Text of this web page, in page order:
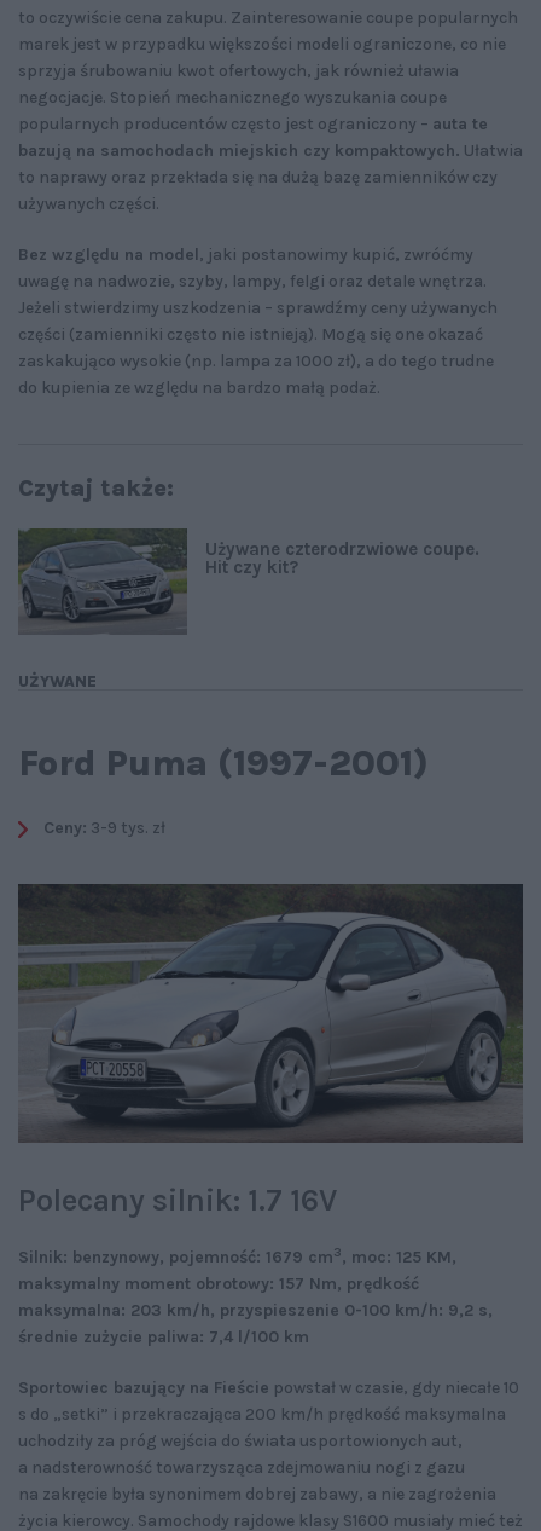
to oczywiście cena zakupu. Zainteresowanie coupe popularnych
marek jest w przypadku większości modeli ograniczone, co nie
sprzyja śrubowaniu kwot ofertowych, jak również uławia
negocjacje. Stopień mechanicznego wyszukania coupe
popularnych producentów często jest ograniczony – auta te
bazują na samochodach miejskich czy kompaktowych. Ułatwia
to naprawy oraz przekłada się na dużą bazę zamienników czy
używanych części.
Bez względu na model, jaki postanowimy kupić, zwróćmy
uwagę na nadwozie, szyby, lampy, felgi oraz detale wnętrza.
Jeżeli stwierdzimy uszkodzenia – sprawdźmy ceny używanych
części (zamienniki często nie istnieją). Mogą się one okazać
zaskakująco wysokie (np. lampa za 1000 zł), a do tego trudne
do kupienia ze względu na bardzo małą podaż.
Czytaj także:
UŻYWANE
Używane czterodrzwiowe coupe.
Hit czy kit?
Ford Puma (1997-2001)
Ceny: 3-9 tys. zł
Polecany silnik: 1.7 16V
Silnik: benzynowy, pojemność: 1679 cm3, moc: 125 KM,
maksymalny moment obrotowy: 157 Nm, prędkość
maksymalna: 203 km/h, przyspieszenie 0-100 km/h: 9,2 s,
średnie zużycie paliwa: 7,4 l/100 km
Sportowiec bazujący na Fieście powstał w czasie, gdy niecałe 10
s do „setki” i przekraczająca 200 km/h prędkość maksymalna
uchodziły za próg wejścia do świata usportowionych aut,
a nadsterowność towarzysząca zdejmowaniu nogi z gazu
na zakręcie była synonimem dobrej zabawy, a nie zagrożenia
życia kierowcy. Samochody rajdowe klasy S1600 musiały mieć też